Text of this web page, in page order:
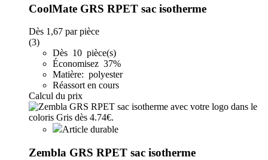
CoolMate GRS RPET sac isotherme
Dès 1,67 par pièce
(3)
Dès 10 pièce(s)
Économisez 37%
Matière: polyester
Réassort en cours
Calcul du prix
Article durable
Zembla GRS RPET sac isotherme